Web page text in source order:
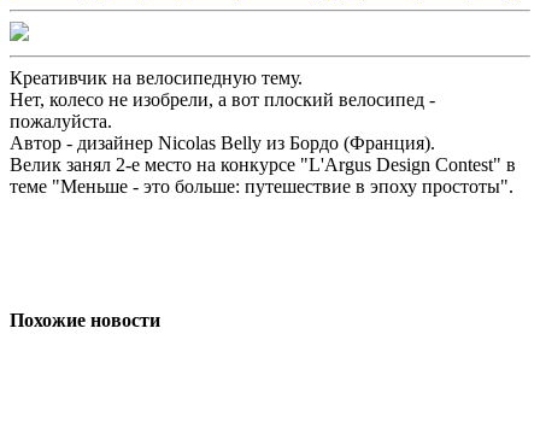
Креативчик на велосипедную тему.
Нет, колесо не изобрели, а вот плоский велосипед -
пожалуйста.
Автор - дизайнер Nicolas Belly из Бордо (Франция).
Велик занял 2-е место на конкурсе "L'Argus Design Contest" в
теме "Меньше - это больше: путешествие в эпоху простоты".
Похожие новости